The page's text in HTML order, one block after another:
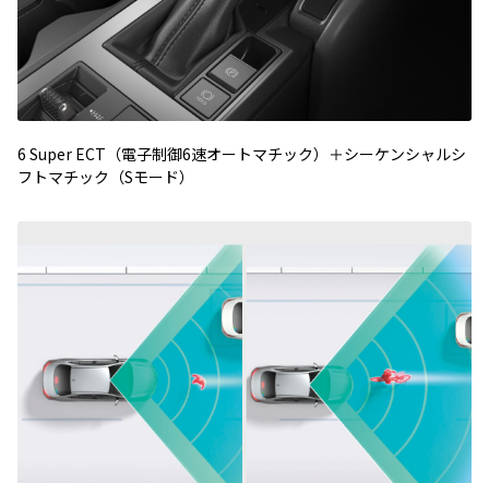
6 Super ECT（電子制御6速オートマチック）＋シーケンシャルシ
フトマチック（Sモード）